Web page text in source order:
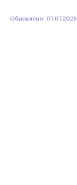
Обновлено: 07.07.2026